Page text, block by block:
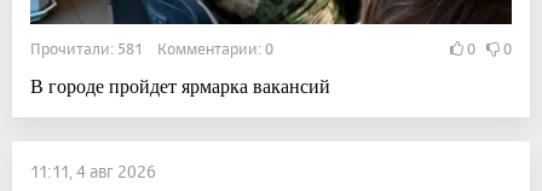
Прочитали: 581 Комментарии: 0 0 0
В городе пройдет ярмарка вакансий
11:11, 4 авг 2026